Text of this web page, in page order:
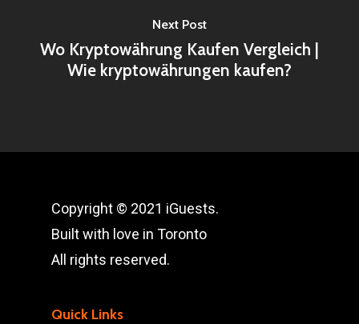
Next Post
Wo Kryptowährung Kaufen Vergleich |
Wie kryptowährungen kaufen?
Copyright © 2021 iGuests.
Built with love in Toronto
All rights reserved.
Quick Links